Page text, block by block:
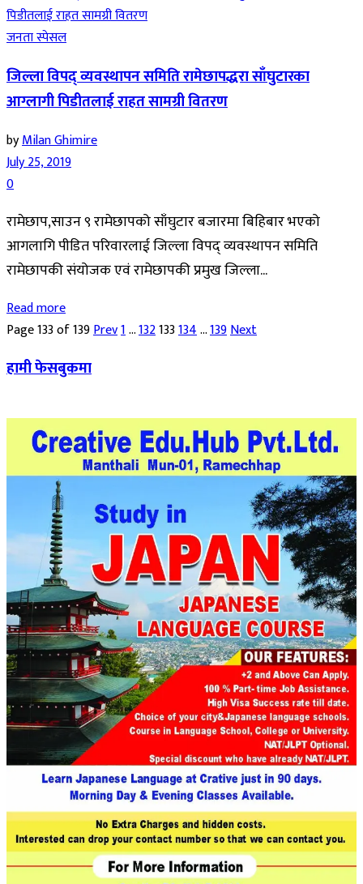
जनता स्पेसल
जिल्ला विपद् व्यवस्थापन समिति रामेछापद्धरा साँघुटारका
आग्लागी पिडीतलाई राहत सामग्री वितरण
byMilan Ghimire
July 25, 2019
0
रामेछाप,साउन ९ रामेछापको साँघुटार बजारमा बिहिबार भएको
आगलागि पीडित परिवारलाई जिल्ला विपद् व्यवस्थापन समिति
रामेछापकी संयोजक एवं रामेछापकी प्रमुख जिल्ला...
Read more
Page 133 of 139Prev1…132133134…139Next
हामी फेसबुकमा